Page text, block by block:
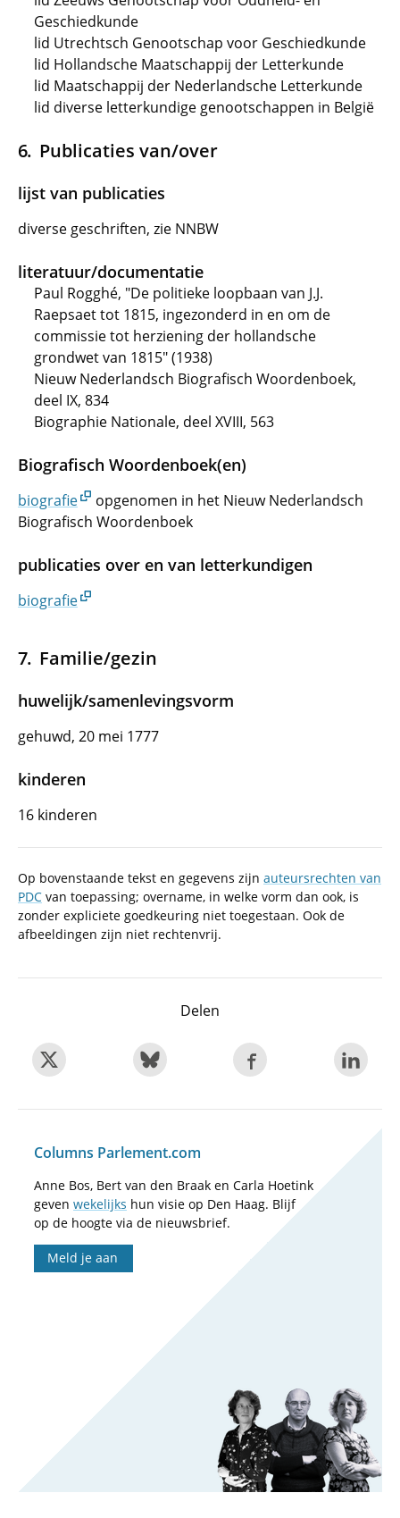
Geschiedkunde
lid Utrechtsch Genootschap voor Geschiedkunde
lid Hollandsche Maatschappij der Letterkunde
lid Maatschappij der Nederlandsche Letterkunde
lid diverse letterkundige genootschappen in België
Publicaties van/over
lijst van publicaties
diverse geschriften, zie NNBW
literatuur/documentatie
Paul Rogghé, "De politieke loopbaan van J.J.
Raepsaet tot 1815, ingezonderd in en om de
commissie tot herziening der hollandsche
grondwet van 1815" (1938)
Nieuw Nederlandsch Biografisch Woordenboek,
deel IX, 834
Biographie Nationale, deel XVIII, 563
Biografisch Woordenboek(en)
biografie
opgenomen in het Nieuw Nederlandsch
Biografisch Woordenboek
publicaties over en van letterkundigen
biografie
Familie/gezin
huwelijk/samenlevingsvorm
gehuwd, 20 mei 1777
kinderen
16 kinderen
Op bovenstaande tekst en gegevens zijn auteursrechten van
PDC van toepassing; overname, in welke vorm dan ook, is
zonder expliciete goedkeuring niet toegestaan. Ook de
afbeeldingen zijn niet rechtenvrij.
Delen
Columns Parlement.com
Anne Bos, Bert van den Braak en Carla Hoetink
geven wekelijks hun visie op Den Haag. Blijf
op de hoogte via de nieuwsbrief.
Meld je aan